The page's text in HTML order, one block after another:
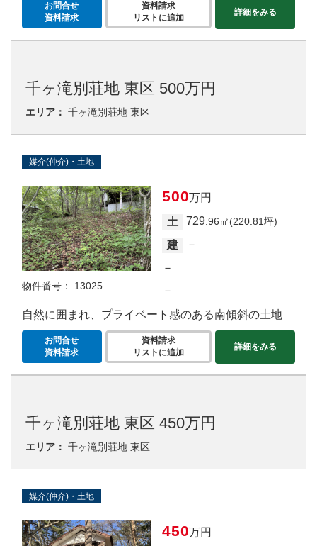
お問合せ
資料請求
資料請求
リストに追加
詳細をみる
千ヶ滝別荘地 東区 500万円
エリア： 千ヶ滝別荘地 東区
媒介(仲介)・土地
物件番号： 13025
500万円
土
729.96㎡(220.81坪)
建
－
－
－
自然に囲まれ、プライベート感のある南傾斜の土地
お問合せ
資料請求
資料請求
リストに追加
詳細をみる
千ヶ滝別荘地 東区 450万円
エリア： 千ヶ滝別荘地 東区
媒介(仲介)・土地
450万円